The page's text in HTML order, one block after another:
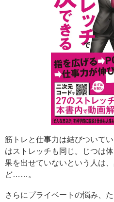
筋トレと仕事力は結びついて
はストレッチも同じ。じつは
果を出せていないという人は
ど……。
さらにプライベートの悩み、